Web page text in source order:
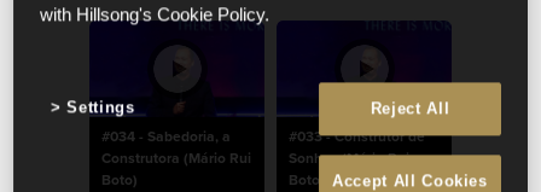
#034 - Sabedoria, a
Construtora (Mário Rui
Boto)
#033 - Construtor de
Sonhos (Mário Rui
Boto)
with Hillsong's Cookie Policy.
Reject All
Accept All Cookies
Settings